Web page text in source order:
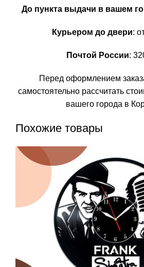
До пункта выдачи в вашем
Курьером до двери:
Почтой России:
Перед оформлением
самостоятельно рассчитать
вашего города в
Похожие товары